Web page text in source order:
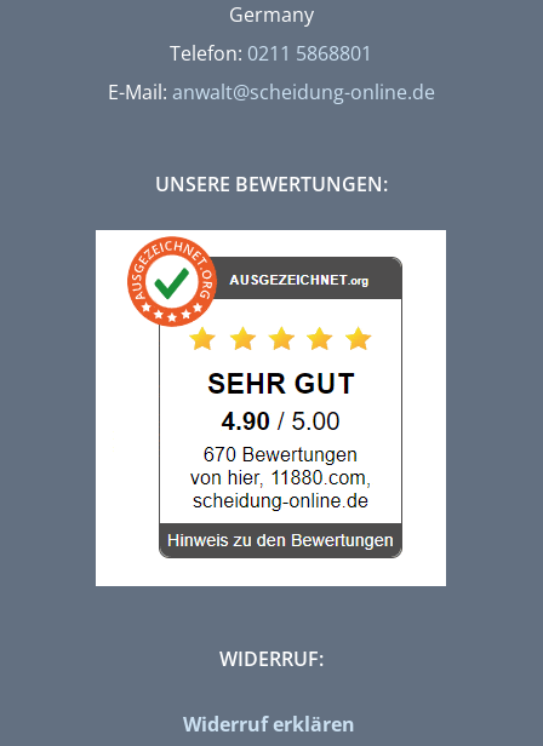
Germany
Telefon: 0211 5868801
E-Mail: anwalt@scheidung-online.de
UNSERE BEWERTUNGEN:
WIDERRUF:
Widerruf erklären